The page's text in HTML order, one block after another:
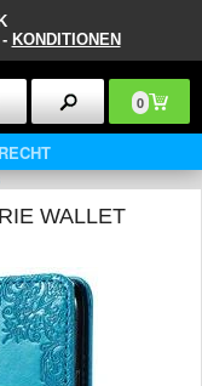
KONDITIONEN
0
WALLET